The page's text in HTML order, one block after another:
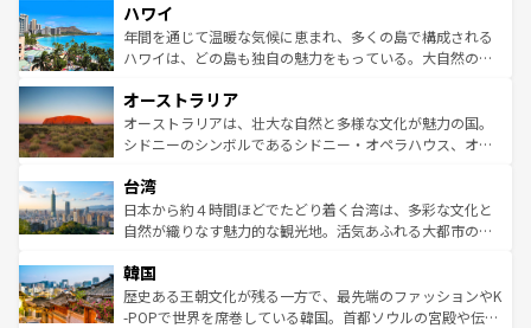
ば市内交通費無料で観光を楽しむこともできる。 なお、新
着のスイス情報はコンテンツ一覧 を参照してほしい。
のような巨大都市は、観光、ショッピング、エンターテイ
ンメントが詰まった刺激的なスポットだ。一方、アメリカ
西部には大自然が広がり、グランドキャニオンやイエロー
部のニューオーリンズでは、音楽と美食が融合した独特の
文化が魅力。旅行者はアメリカの各地域で異なる魅力を楽
しみながら、その多様性と豊かな歴史を感じることができ
ならではの贅沢な旅のスタイルだ。 なお、新着のアメリカ
情報はコンテンツ一覧を参照してほしい。
ハワイ
年間を通じて温暖な気候に恵まれ、多くの島で構成される
ハワイは、どの島も独自の魅力をもっている。大自然の神
ワイ島は見逃せない。また、定番の観光地といえばオアフ
島だが、静かな自然を求めるならマウイ島やカウアイ島が
おすすめ。エメラルドグリーンに輝く海をはじめ、豊かな
れるおもてなしの心で訪れる人々を迎えてくれるハワイの
人々、おいしいローカルフードやハワイアンミュージッ
ク、伝統的なフラダンスなど、すべてがハワイの魅力を彩
ワイを、存分に味わってほしい。 なお、新着のハワイ情報
はコンテンツ一覧を参照してほしい。
オーストラリア
オーストラリアは、壮大な自然と多様な文化が魅力の国。
シドニーのシンボルであるシドニー・オペラハウス、オー
リアリーフや大陸中央部にそびえるウルル（エアーズロッ
ク）、タスマニアの美しい原生林やケアンズの熱帯雨林な
ど、見どころがたくさん。また、カフェやワイン、オージ
いる。アクティビティも充実しており、サーフィンやダイ
ビング、ハイキングなど、アウトドア好きにはたまらな
い。オーストラリアの多彩な魅力を存分に味わいつくそ
台湾
日本から約４時間ほどでたどり着く台湾は、多彩な文化と
自然が織りなす魅力的な観光地。活気あふれる大都市の台
ン）、静ひつな山岳地帯である台湾東部など、都市の喧騒
と山間の静けさが共存しており、訪れる人に新しい発見と
驚きをもたらしてくれる。また、奥深い台湾の食文化も魅
韓国
歴史ある王朝文化が残る一方で、最先端のファッションやK
-POPで世界を席巻している韓国。首都ソウルの宮殿や伝統